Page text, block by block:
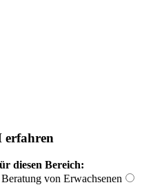
erfahren
diesen Bereich:
Beratung von Erwachsenen